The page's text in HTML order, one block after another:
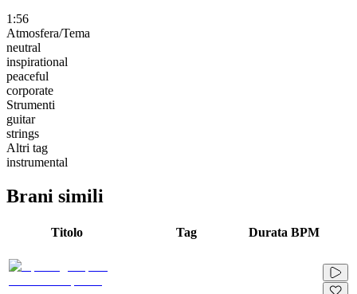
1:56
Atmosfera/Tema
neutral
inspirational
peaceful
corporate
Strumenti
guitar
strings
Altri tag
instrumental
Brani simili
Titolo Tag Durata BPM